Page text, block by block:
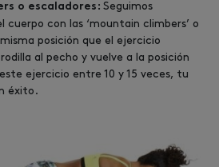
o escaladores: Seguimos
con las ‘mountain climbers’ o
posición que el ejercicio
al pecho y vuelve a la posición
ejercicio entre 10 y 15 veces, tu
éxito.